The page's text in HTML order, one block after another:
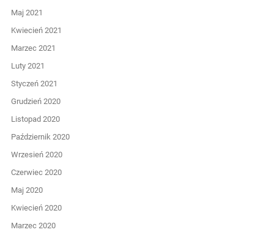
Maj 2021
Kwiecień 2021
Marzec 2021
Luty 2021
Styczeń 2021
Grudzień 2020
Listopad 2020
Październik 2020
Wrzesień 2020
Czerwiec 2020
Maj 2020
Kwiecień 2020
Marzec 2020